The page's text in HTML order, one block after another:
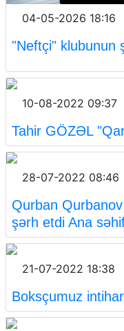
04-05-2026 18:16
"Neftçi" klubunun
10-08-2022 09:37
Tahir GÖZƏL
28-07-2022 08:46
Qurban
şərh etdi Ana
21-07-2022 18:38
Boksçumuz